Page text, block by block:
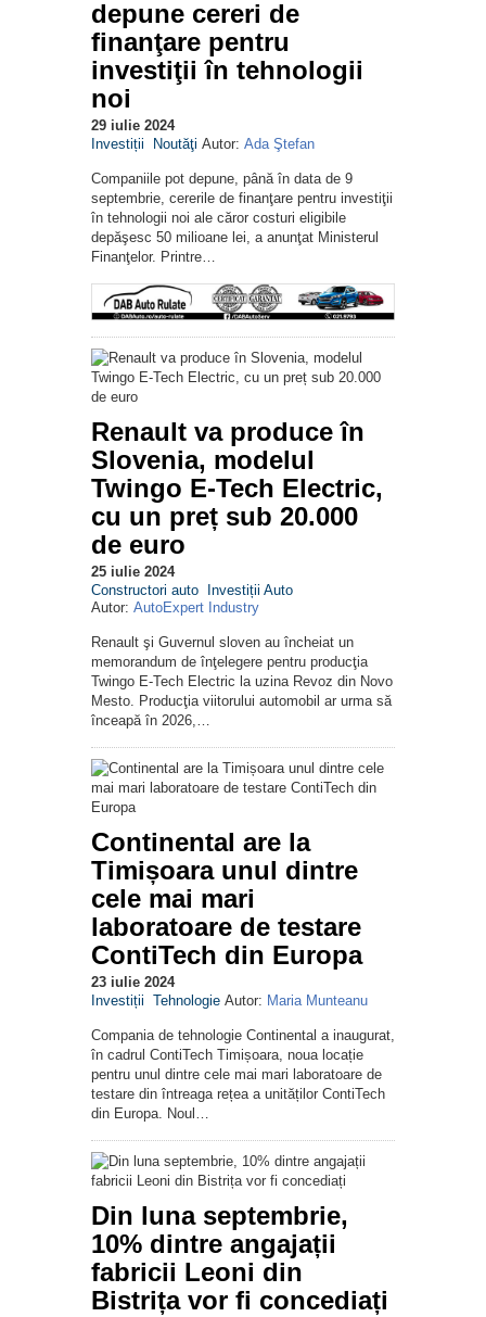
depune cereri de
finanţare pentru
investiţii în tehnologii
noi
29 iulie 2024
Investiții
Noutăţi Autor: Ada Ştefan
Companiile pot depune, până în data de 9
septembrie, cererile de finanţare pentru investiţii
în tehnologii noi ale căror costuri eligibile
depăşesc 50 milioane lei, a anunţat Ministerul
Finanţelor. Printre…
Renault va produce în
Slovenia, modelul
Twingo E-Tech Electric,
cu un preț sub 20.000
de euro
25 iulie 2024
Constructori auto
Investiții Auto
Autor: AutoExpert Industry
Renault şi Guvernul sloven au încheiat un
memorandum de înţelegere pentru producţia
Twingo E-Tech Electric la uzina Revoz din Novo
Mesto. Producţia viitorului automobil ar urma să
înceapă în 2026,…
Continental are la
Timișoara unul dintre
cele mai mari
laboratoare de testare
ContiTech din Europa
23 iulie 2024
Investiții Tehnologie Autor: Maria Munteanu
Compania de tehnologie Continental a inaugurat,
în cadrul ContiTech Timișoara, noua locație
pentru unul dintre cele mai mari laboratoare de
testare din întreaga rețea a unităților ContiTech
din Europa. Noul…
Din luna septembrie,
10% dintre angajații
fabricii Leoni din
Bistrița vor fi concediați